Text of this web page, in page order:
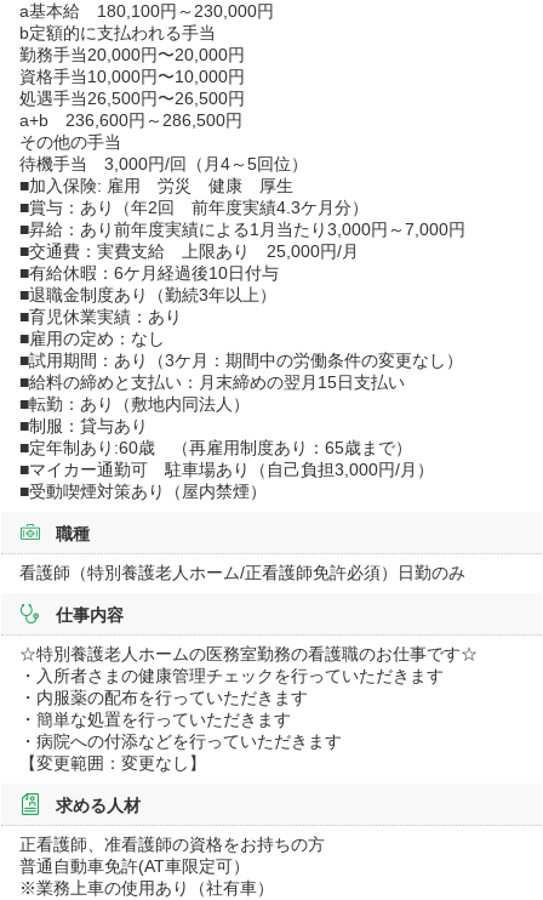
a基本給 180,100円～230,000円
b定額的に支払われる手当
勤務手当20,000円〜20,000円
資格手当10,000円〜10,000円
処遇手当26,500円〜26,500円
a+b 236,600円～286,500円
その他の手当
待機手当 3,000円/回（月4～5回位）
■加入保険: 雇用 労災 健康 厚生
■賞与：あり（年2回 前年度実績4.3ケ月分）
■昇給：あり前年度実績による1月当たり3,000円～7,000円
■交通費：実費支給 上限あり 25,000円/月
■有給休暇：6ケ月経過後10日付与
■退職金制度あり（勤続3年以上）
■育児休業実績：あり
■雇用の定め：なし
■試用期間：あり（3ケ月：期間中の労働条件の変更なし）
■給料の締めと支払い：月末締めの翌月15日支払い
■転勤：あり（敷地内同法人）
■制服：貸与あり
■定年制あり:60歳 （再雇用制度あり：65歳まで）
■マイカー通勤可 駐車場あり（自己負担3,000円/月）
■受動喫煙対策あり（屋内禁煙）
職種
看護師（特別養護老人ホーム/正看護師免許必須）日勤のみ
仕事内容
☆特別養護老人ホームの医務室勤務の看護職のお仕事です☆
・入所者さまの健康管理チェックを行っていただきます
・内服薬の配布を行っていただきます
・簡単な処置を行っていただきます
・病院への付添などを行っていただきます
【変更範囲：変更なし】
求める人材
正看護師、准看護師の資格をお持ちの方
普通自動車免許(AT車限定可）
※業務上車の使用あり（社有車）